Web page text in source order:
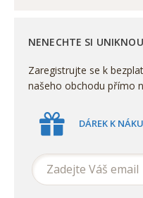
NENECHTE SI
Zaregistrujte se k
našeho obchodu přímo
DÁREK K